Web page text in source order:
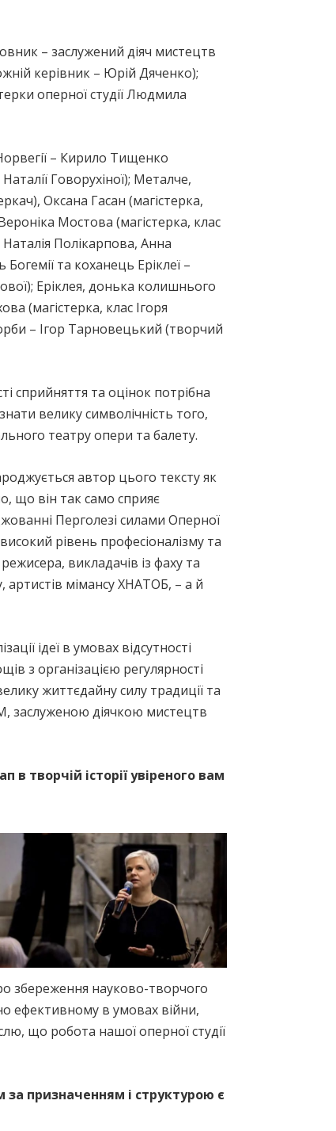
– заслужений діяч мистецтв
керівник – Юрій Дяченко);
оперної студії Людмила
– Кирило Тищенко
Говорухіної); Металче,
Оксана Гасан (магістерка,
Мостова (магістерка, клас
Полікарпова, Анна
та коханець Еріклеї –
Еріклея, донька колишнього
(магістерка, клас Ігоря
– Ігор Тарновецький (творчий
сприйняття та оцінок потрібна
велику символічність того,
театру опери та балету.
автор цього тексту як
що він так само сприяє
Перголезі силами Оперної
рівень професіоналізму та
викладачів із фаху та
артистів мімансу ХНАТОБ, – а й
ідеї в умовах відсутності
з організацією регулярності
життєдайну силу традиції та
заслуженою діячкою мистецтв
творчій історії увіреного вам
збереження науково-творчого
ефективному в умовах війни,
що робота нашої оперної студії
призначенням і структурою є